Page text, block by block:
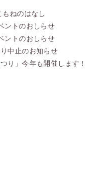
ねのはなし
ントのおしらせ
ントのおしらせ
中止のお知らせ
つり」今年も開催します！